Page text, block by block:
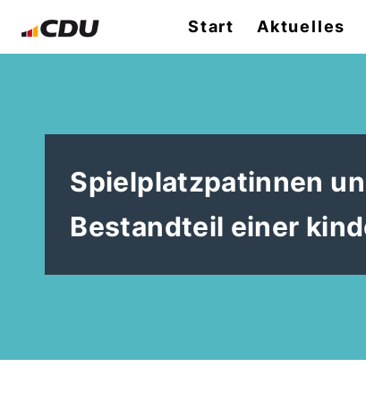
Start Aktuelles
Spielplatzpatinnen
Bestandteil einer